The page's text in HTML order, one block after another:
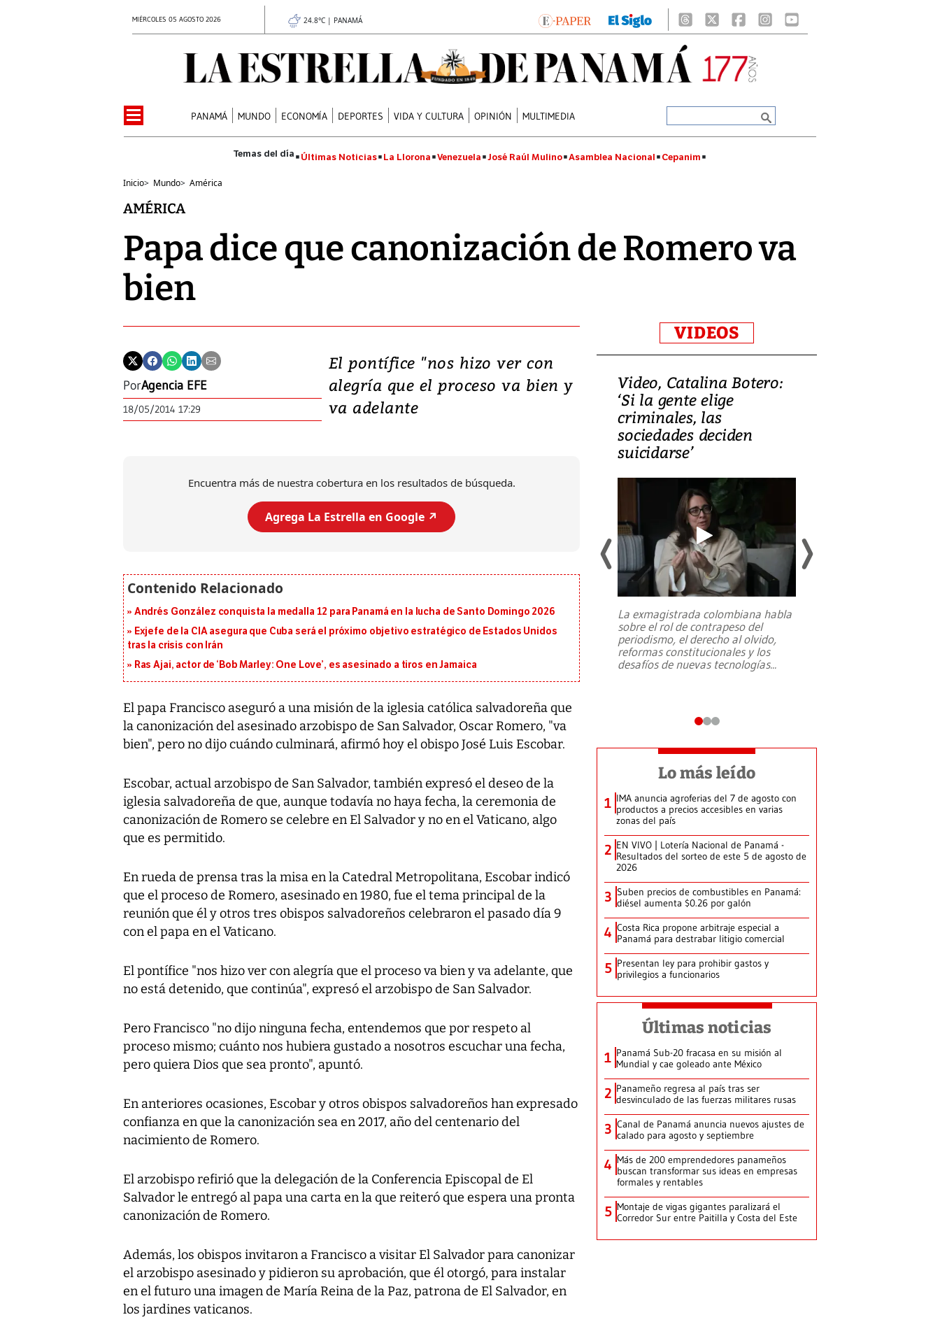
MIÉRCOLES 05 AGOSTO 2026 24.8°C | PANAMÁ
PANAMÁ MUNDO ECONOMÍA DEPORTES VIDA Y CULTURA OPINIÓN MULTIMEDIA
Últimas Noticias La Llorona Venezuela José Raúl Mulino Asamblea Nacional Cepanim
Inicio> Mundo> América
AMÉRICA
Papa dice que canonización de Romero va
bien
PorAgencia EFE
18/05/2014 17:29
El pontífice "nos hizo ver con
alegría que el proceso va bien y
va adelante
Encuentra más de nuestra cobertura en los resultados de búsqueda.
Agrega La Estrella en Google ↗️
Andrés González conquista la medalla 12 para Panamá en la lucha de Santo Domingo 2026
Exjefe de la CIA asegura que Cuba será el próximo objetivo estratégico de Estados Unidos
tras la crisis con Irán
Ras Ajai, actor de ‘Bob Marley: One Love’, es asesinado a tiros en Jamaica
El papa Francisco aseguró a una misión de la iglesia católica salvadoreña que
la canonización del asesinado arzobispo de San Salvador, Oscar Romero, "va
bien", pero no dijo cuándo culminará, afirmó hoy el obispo José Luis Escobar.
Escobar, actual arzobispo de San Salvador, también expresó el deseo de la
iglesia salvadoreña de que, aunque todavía no haya fecha, la ceremonia de
canonización de Romero se celebre en El Salvador y no en el Vaticano, algo
que es permitido.
En rueda de prensa tras la misa en la Catedral Metropolitana, Escobar indicó
que el proceso de Romero, asesinado en 1980, fue el tema principal de la
reunión que él y otros tres obispos salvadoreños celebraron el pasado día 9
con el papa en el Vaticano.
El pontífice "nos hizo ver con alegría que el proceso va bien y va adelante, que
no está detenido, que continúa", expresó el arzobispo de San Salvador.
Pero Francisco "no dijo ninguna fecha, entendemos que por respeto al
proceso mismo; cuánto nos hubiera gustado a nosotros escuchar una fecha,
pero quiera Dios que sea pronto", apuntó.
En anteriores ocasiones, Escobar y otros obispos salvadoreños han expresado
confianza en que la canonización sea en 2017, año del centenario del
nacimiento de Romero.
El arzobispo refirió que la delegación de la Conferencia Episcopal de El
Salvador le entregó al papa una carta en la que reiteró que espera una pronta
canonización de Romero.
Además, los obispos invitaron a Francisco a visitar El Salvador para canonizar
el arzobispo asesinado y pidieron su aprobación, que él otorgó, para instalar
en el futuro una imagen de María Reina de la Paz, patrona de El Salvador, en
los jardines vaticanos.
VIDEOS
Video, Japón: Terremoto
deja heridos y graves
daños en Kumamoto
Un fuerte terremoto de magnitud
julio en la prefectura de Kumamoto,
al sur de Japón, provocando una
emergencia de gran...
Video, Catalina Botero:
‘Si la gente elige
criminales, las
sociedades deciden
suicidarse’
La exmagistrada colombiana habla
sobre el rol de contrapeso del
periodismo, el derecho al olvido,
reformas constitucionales y los
desafíos de nuevas tecnologías...
Lo más leído
1 IMA anuncia agroferias del 7 de agosto con
productos a precios accesibles en varias
zonas del país
2 EN VIVO | Lotería Nacional de Panamá -
Resultados del sorteo de este 5 de agosto de
2026
3 Suben precios de combustibles en Panamá:
diésel aumenta $0.26 por galón
4 Costa Rica propone arbitraje especial a
Panamá para destrabar litigio comercial
5 Presentan ley para prohibir gastos y
privilegios a funcionarios
Últimas noticias
1 Panamá Sub-20 fracasa en su misión al
Mundial y cae goleado ante México
2 Panameño regresa al país tras ser
desvinculado de las fuerzas militares rusas
3 Canal de Panamá anuncia nuevos ajustes de
calado para agosto y septiembre
4 Más de 200 emprendedores panameños
buscan transformar sus ideas en empresas
formales y rentables
5 Montaje de vigas gigantes paralizará el
Corredor Sur entre Paitilla y Costa del Este